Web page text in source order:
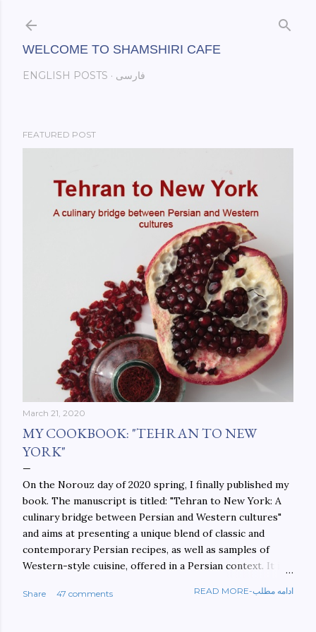
WELCOME TO SHAMSHIRI CAFE
ENGLISH POSTS فارسی
FEATURED POST
March 21, 2020
MY COOKBOOK: "TEHRAN TO NEW
YORK"
On the Norouz day of 2020 spring, I finally published my
book. The manuscript is titled: "Tehran to New York: A
culinary bridge between Persian and Western cultures"
and aims at presenting a unique blend of classic and
contemporary Persian recipes, as well as samples of
Western-style cuisine, offered in a Persian context. It is
walls. This book aims at constructing a bridge between
Share 47 comments READ MORE-ادامه مطلب